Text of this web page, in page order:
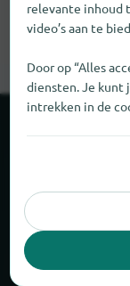
erg op
Over locabee
Partner
Wettelijk
relevante inhoud
video’s aan te
Door op “Alles
diensten. Je kunt
intrekken in de